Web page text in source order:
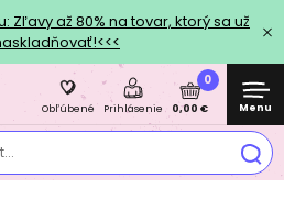
Zľavy až 80% na tovar, ktorý sa už
Obľúbené Prihlásenie
0
0,00 € Menu